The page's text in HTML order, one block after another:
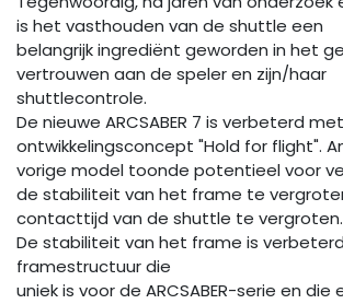
is het vasthouden van de shuttle een
belangrijk ingrediënt geworden in het
vertrouwen aan de speler en zijn/haar
shuttlecontrole.
De nieuwe ARCSABER 7 is verbeterd
ontwikkelingsconcept "Hold for flight".
vorige model toonde potentieel voor
de stabiliteit van het frame te
contacttijd van de shuttle te vergroten.
De stabiliteit van het frame is
framestructuur die
uniek is voor de ARCSABER-serie en die